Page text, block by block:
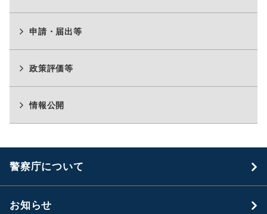
申請・届出等
政策評価等
情報公開
警察庁について
お知らせ